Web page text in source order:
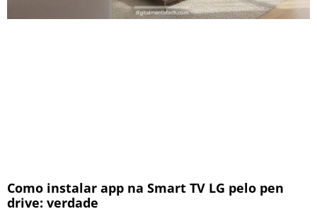
Como instalar app na Smart TV LG pelo pen
drive: verdade